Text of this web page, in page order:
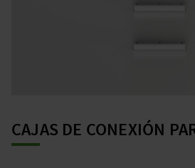
CAJAS DE CONEXIÓN